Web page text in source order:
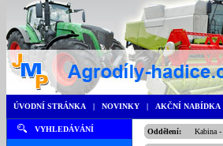
ÚVODNÍ STRÁNKA | NOVINKY | AKČNÍ NABÍDKA
VYHLEDÁVÁNÍ Oddělení: Kabina -